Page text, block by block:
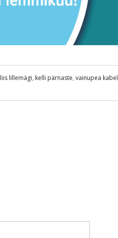
liis lillemägi, kelli pärnaste, vainupea kabel